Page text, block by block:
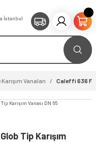
Vanaları Caleffi 636
Tip Karışım